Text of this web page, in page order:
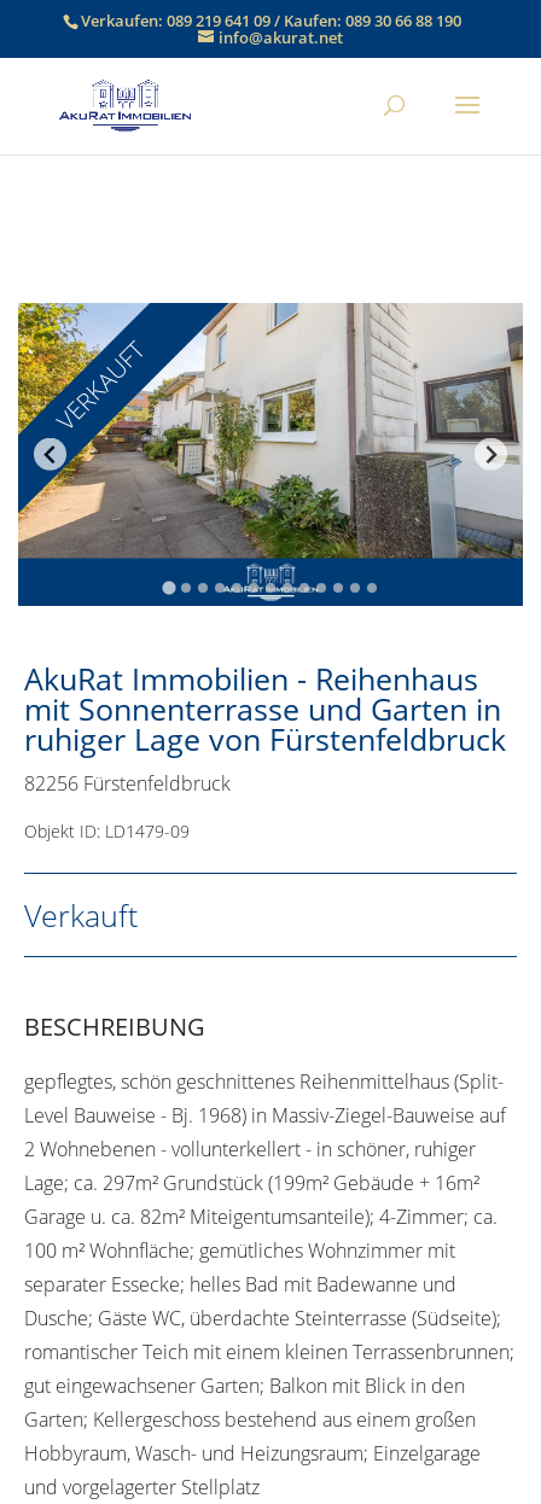
Verkaufen:089 219 641 09/ Kaufen:089 30 66 88 190
info@akurat.net
VERKAUFT
AkuRat Immobilien - Reihenhaus
mit Sonnenterrasse und Garten in
ruhiger Lage von Fürstenfeldbruck
82256 Fürstenfeldbruck
Objekt ID: LD1479-09
Verkauft
BESCHREIBUNG
gepflegtes, schön geschnittenes Reihenmittelhaus (Split-
Level Bauweise - Bj. 1968) in Massiv-Ziegel-Bauweise auf
2 Wohnebenen - vollunterkellert - in schöner, ruhiger
Lage; ca. 297m² Grundstück (199m² Gebäude + 16m²
Garage u. ca. 82m² Miteigentumsanteile); 4-Zimmer; ca.
100 m² Wohnfläche; gemütliches Wohnzimmer mit
separater Essecke; helles Bad mit Badewanne und
Dusche; Gäste WC, überdachte Steinterrasse (Südseite);
romantischer Teich mit einem kleinen Terrassenbrunnen;
gut eingewachsener Garten; Balkon mit Blick in den
Garten; Kellergeschoss bestehend aus einem großen
Hobbyraum, Wasch- und Heizungsraum; Einzelgarage
und vorgelagerter Stellplatz